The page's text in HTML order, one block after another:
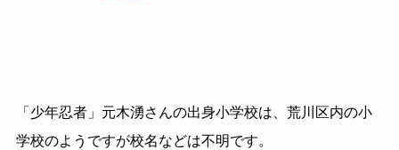
「少年忍者」元木湧さんの出身小学校は、荒川区内の小
学校のようですが校名などは不明です。